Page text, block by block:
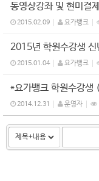
동영상강좌 및 현미결
2015.02.09 요가뱅크
2015년 학원수강생
2015.01.04 요가뱅크
*요가뱅크 학원수강생
2014.12.31 운영자